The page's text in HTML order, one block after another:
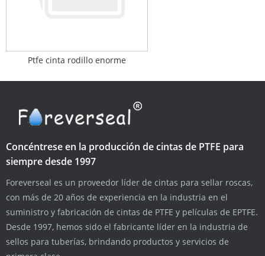
Ptfe cinta rodillo enorme
Concéntrese en la producción de cintas de PTFE para
siempre desde 1997
Foreverseal es un proveedor líder de cintas para sellar roscas,
con más de 20 años de experiencia en la industria en el
suministro y fabricación de cintas de PTFE y películas de EPTFE.
Desde 1997, hemos sido el fabricante líder en la industria de
sellos para tuberías, brindando productos y servicios de